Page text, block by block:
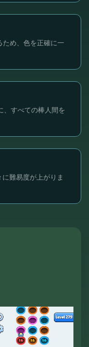
め、色を正確に一
、すべての棒人間を
難易度が上がりま